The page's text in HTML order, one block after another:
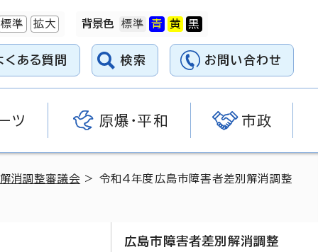
標準 拡大 背景色
くある質問 検索 お問い合わせ
ツ 原爆・平和 市政
消調整審議会 > 令和4年度広島市障害者差別解消調整
広島市障害者差別解消調整